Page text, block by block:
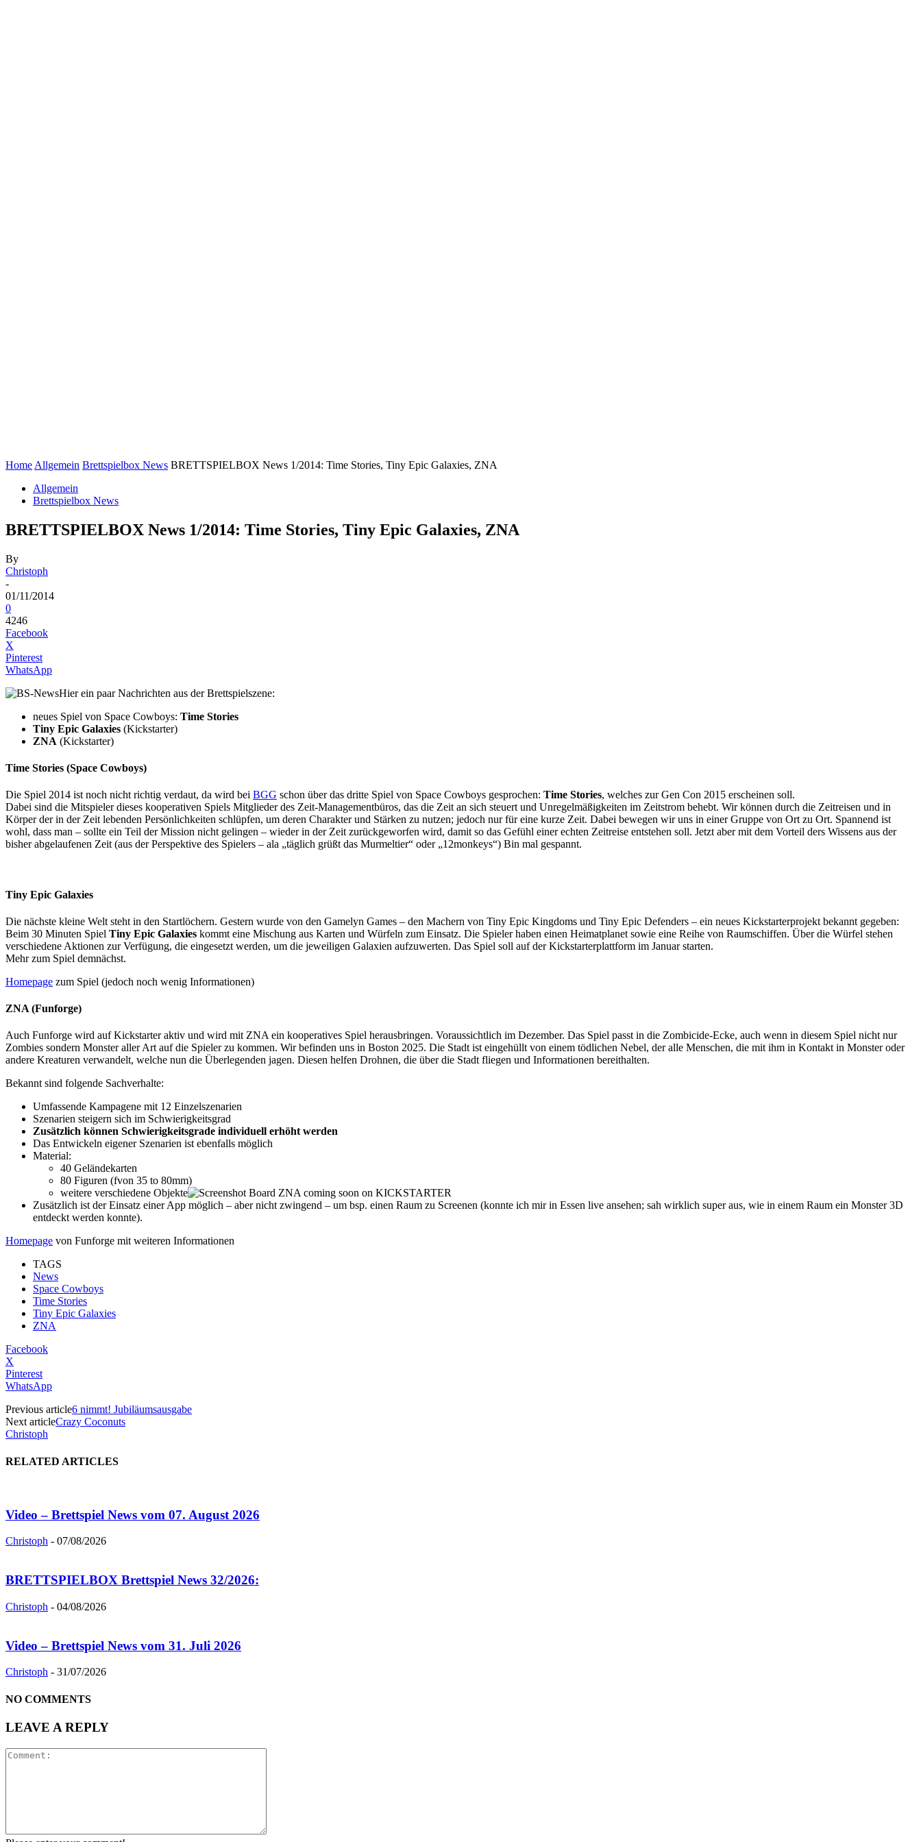
Home Allgemein Brettspielbox News BRETTSPIELBOX News 1/2014: Time Stories, Tiny Epic Galaxies, ZNA
Allgemein
Brettspielbox News
BRETTSPIELBOX News 1/2014: Time Stories, Tiny Epic Galaxies, ZNA
By
Christoph
-
01/11/2014
0
4246
Facebook
X
Pinterest
WhatsApp
Hier ein paar Nachrichten aus der Brettspielszene:
neues Spiel von Space Cowboys: Time Stories
Tiny Epic Galaxies (Kickstarter)
ZNA (Kickstarter)
Time Stories (Space Cowboys)
Die Spiel 2014 ist noch nicht richtig verdaut, da wird bei BGG schon über das dritte Spiel von Space Cowboys gesprochen: Time Stories, welches zur Gen Con 2015 erscheinen soll.
Dabei sind die Mitspieler dieses kooperativen Spiels Mitglieder des Zeit-Managementbüros, das die Zeit an sich steuert und Unregelmäßigkeiten im Zeitstrom behebt. Wir können durch die Zeitreisen und in
Körper der in der Zeit lebenden Persönlichkeiten schlüpfen, um deren Charakter und Stärken zu nutzen; jedoch nur für eine kurze Zeit. Dabei bewegen wir uns in einer Gruppe von Ort zu Ort. Spannend ist
wohl, dass man – sollte ein Teil der Mission nicht gelingen – wieder in der Zeit zurückgeworfen wird, damit so das Gefühl einer echten Zeitreise entstehen soll. Jetzt aber mit dem Vorteil ders Wissens aus der
bisher abgelaufenen Zeit (aus der Perspektive des Spielers – ala „täglich grüßt das Murmeltier“ oder „12monkeys“) Bin mal gespannt.
Tiny Epic Galaxies
Die nächste kleine Welt steht in den Startlöchern. Gestern wurde von den Gamelyn Games – den Machern von Tiny Epic Kingdoms und Tiny Epic Defenders – ein neues Kickstarterprojekt bekannt gegeben:
Beim 30 Minuten Spiel Tiny Epic Galaxies kommt eine Mischung aus Karten und Würfeln zum Einsatz. Die Spieler haben einen Heimatplanet sowie eine Reihe von Raumschiffen. Über die Würfel stehen
verschiedene Aktionen zur Verfügung, die eingesetzt werden, um die jeweiligen Galaxien aufzuwerten. Das Spiel soll auf der Kickstarterplattform im Januar starten.
Mehr zum Spiel demnächst.
Homepage zum Spiel (jedoch noch wenig Informationen)
ZNA (Funforge)
Auch Funforge wird auf Kickstarter aktiv und wird mit ZNA ein kooperatives Spiel herausbringen. Voraussichtlich im Dezember. Das Spiel passt in die Zombicide-Ecke, auch wenn in diesem Spiel nicht nur
Zombies sondern Monster aller Art auf die Spieler zu kommen. Wir befinden uns in Boston 2025. Die Stadt ist eingehüllt von einem tödlichen Nebel, der alle Menschen, die mit ihm in Kontakt in Monster oder
andere Kreaturen verwandelt, welche nun die Überlegenden jagen. Diesen helfen Drohnen, die über die Stadt fliegen und Informationen bereithalten.
Bekannt sind folgende Sachverhalte:
Umfassende Kampagene mit 12 Einzelszenarien
Szenarien steigern sich im Schwierigkeitsgrad
Zusätzlich können Schwierigkeitsgrade individuell erhöht werden
Das Entwickeln eigener Szenarien ist ebenfalls möglich
Material:
40 Geländekarten
80 Figuren (fvon 35 to 80mm)
weitere verschiedene Objekte
Zusätzlich ist der Einsatz einer App möglich – aber nicht zwingend – um bsp. einen Raum zu Screenen (konnte ich mir in Essen live ansehen; sah wirklich super aus, wie in einem Raum ein Monster 3D
entdeckt werden konnte).
Homepage von Funforge mit weiteren Informationen
TAGS
News
Space Cowboys
Time Stories
Tiny Epic Galaxies
ZNA
Facebook
X
Pinterest
WhatsApp
Previous article6 nimmt! Jubiläumsausgabe
Next articleCrazy Coconuts
Christoph
RELATED ARTICLES
Video – Brettspiel News vom 07. August 2026
Christoph - 07/08/2026
BRETTSPIELBOX Brettspiel News 32/2026:
Christoph - 04/08/2026
Video – Brettspiel News vom 31. Juli 2026
Christoph - 31/07/2026
NO COMMENTS
LEAVE A REPLY